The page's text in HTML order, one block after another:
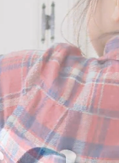
サブメニュー開
閉
サブメニュー開
閉